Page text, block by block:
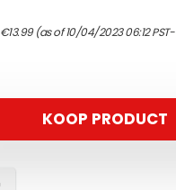
€13.99(as of 10/04/2023 06:12 PST-
KOOP PRODUCT